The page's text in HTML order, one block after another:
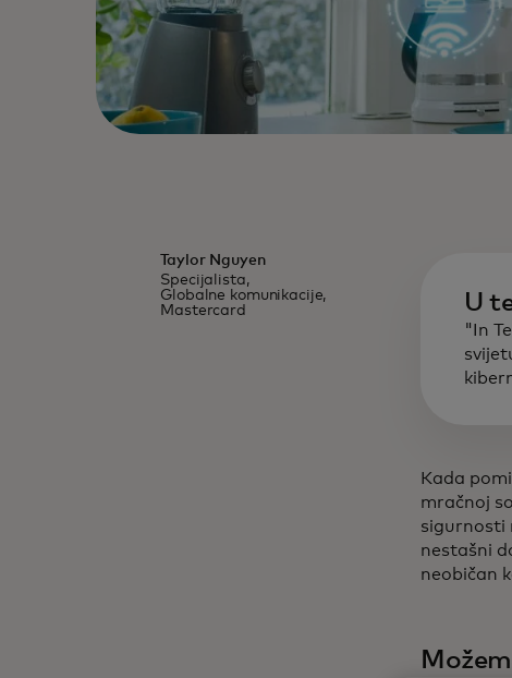
Taylor Nguyen
Specijalista,
Globalne komunikacije,
Mastercard
U
"In
Kada
mračnoj
sigurnosti
nestašni
neobičan